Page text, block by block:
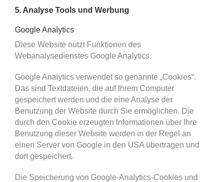
5. Analyse Tools und Werbung
Google Analytics
Diese Website nutzt Funktionen des
Webanalysedienstes Google Analytics.
Google Analytics verwendet so genannte „Cookies“.
Das sind Textdateien, die auf Ihrem Computer
gespeichert werden und die eine Analyse der
Benutzung der Website durch Sie ermöglichen. Die
durch den Cookie erzeugten Informationen über Ihre
Benutzung dieser Website werden in der Regel an
einen Server von Google in den USA übertragen und
dort gespeichert.
Die Speicherung von Google-Analytics-Cookies und